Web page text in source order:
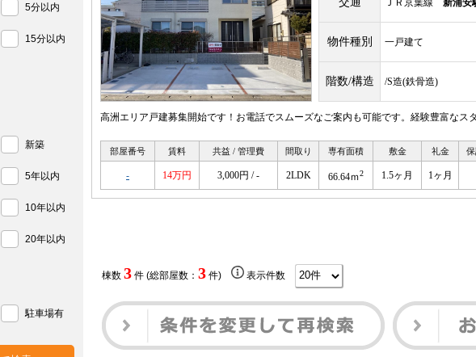
ＪＲ京葉線 新浦安
物件種別 一戸建て
階数/構造 /S造(鉄骨造)
高洲エリア戸建募集開始です！お電話でスムーズなご案内も可能です。経験豊富なス
部屋番号 賃料 共益 / 管理費 間取り 専有面積 敷金 礼金
- 14万円 3,000円 / - 2LDK 66.64ｍ2 1.5ヶ月 1ヶ月
棟数 3件 (総部屋数： 3件) 表示件数
5分以内
15分以内
新築
5年以内
10年以内
20年以内
駐車場有